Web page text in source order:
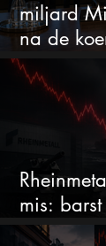
miljard
na de
mis: barst
het